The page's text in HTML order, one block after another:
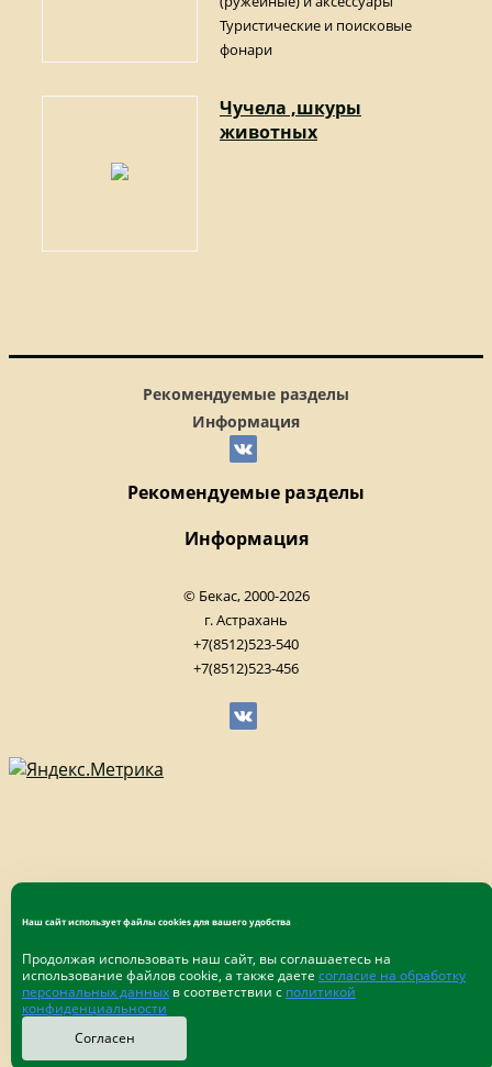
Туристические и поисковые
фонари
Чучела ,шкуры
животных
Рекомендуемые разделы
Информация
Рекомендуемые разделы
Информация
© Бекас, 2000-2026
г. Астрахань
+7(8512)523-540
+7(8512)523-456
Наш сайт использует файлы cookies для вашего удобства
Продолжая использовать наш сайт, вы соглашаетесь на
использование файлов cookie, а также даете согласие на обработку
персональных данных в соответствии с политикой
конфиденциальности
Согласен